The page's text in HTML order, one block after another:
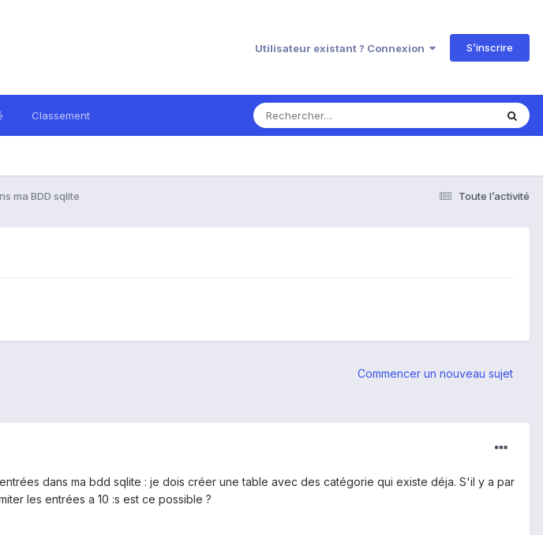
Utilisateur existant ? Connexion S’inscrire
Classement
Toute l’activité
ma BDD sqlite
Commencer un nouveau sujet
dans ma bdd sqlite : je dois créer une table avec des catégorie qui existe déja. S'il y a par
les entrées a 10 :s est ce possible ?